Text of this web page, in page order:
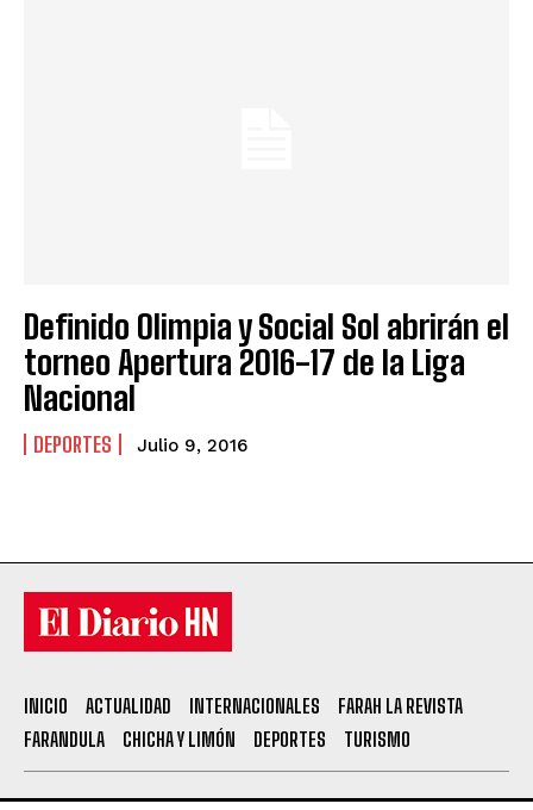
Definido Olimpia y Social Sol abrirán el
torneo Apertura 2016-17 de la Liga
Nacional
DEPORTES Julio 9, 2016
INICIO ACTUALIDAD INTERNACIONALES
FARAH LA REVISTA
FARANDULA
CHICHA Y LIMÓN DEPORTES TURISMO